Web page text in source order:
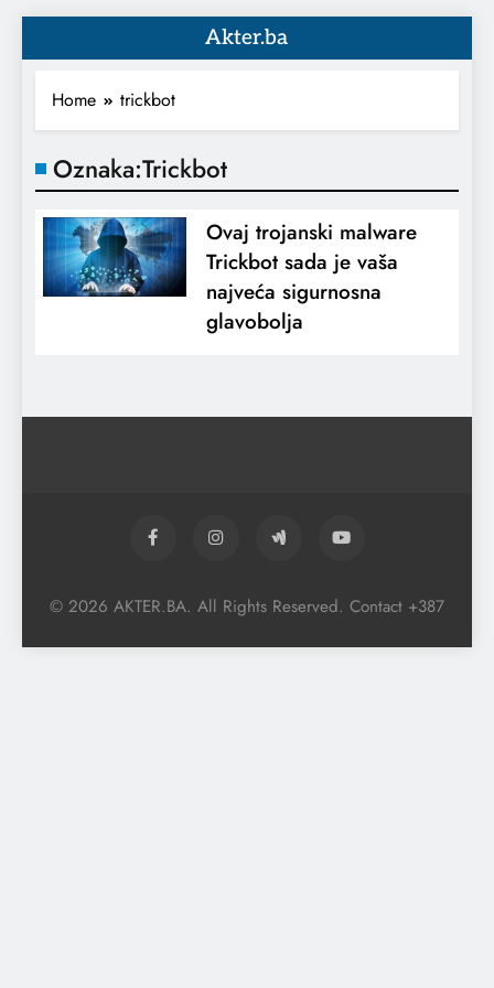
Akter.ba
Home trickbot
Oznaka:Trickbot
Ovaj trojanski malware
Trickbot sada je vaša
najveća sigurnosna
glavobolja
© 2026 AKTER.BA. All Rights Reserved. Contact +387